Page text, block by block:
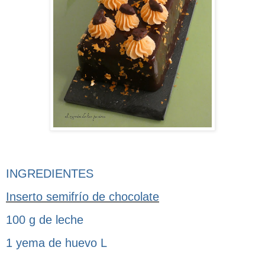
INGREDIENTES
Inserto semifrío de chocolate
100 g de leche
1 yema de huevo L